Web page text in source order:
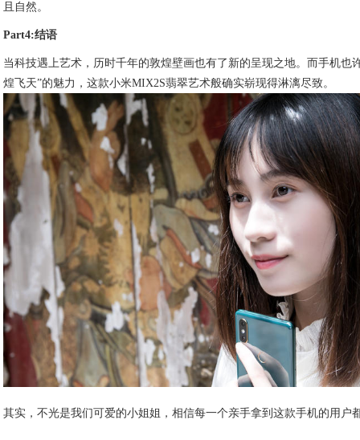
且自然。
Part4:结语
当科技遇上艺术，历时千年的敦煌壁画也有了新的呈现之地。而手机也
煌飞天”的魅力，这款小米MIX2S翡翠艺术般确实崭现得淋漓尽致。
其实，不光是我们可爱的小姐姐，相信每一个亲手拿到这款手机的用户